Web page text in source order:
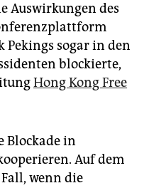
Auswirkungen des
Pekings sogar in den
blockierte,
Hong Kong Free
Blockade in
Auf dem
wenn die